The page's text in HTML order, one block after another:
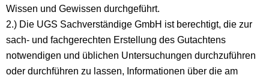
Wissen und Gewissen durchgeführt.
2.) Die UGS Sachverständige GmbH ist berechtigt, die zur
sach- und fachgerechten Erstellung des Gutachtens
notwendigen und üblichen Untersuchungen durchzuführen
oder durchführen zu lassen, Informationen über die am